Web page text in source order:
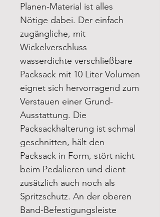
Planen-Material ist alles
Nötige dabei. Der einfach
zugängliche, mit
Wickelverschluss
wasserdichte verschließbare
Packsack mit 10 Liter Volumen
eignet sich hervorragend zum
Verstauen einer Grund-
Ausstattung. Die
Packsackhalterung ist schmal
geschnitten, hält den
Packsack in Form, stört nicht
beim Pedalieren und dient
zusätzlich auch noch als
Spritzschutz. An der oberen
Band-Befestigungsleiste